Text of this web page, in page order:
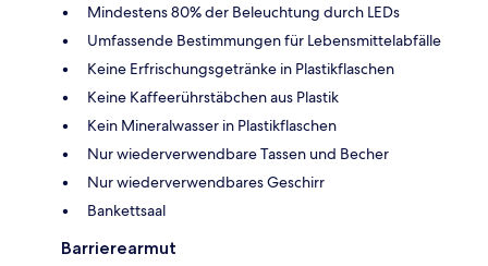
Mindestens 80% der Beleuchtung durch LEDs
Umfassende Bestimmungen für Lebensmittelabfälle
Keine Erfrischungsgetränke in Plastikflaschen
Keine Kaffeerührstäbchen aus Plastik
Kein Mineralwasser in Plastikflaschen
Nur wiederverwendbare Tassen und Becher
Nur wiederverwendbares Geschirr
Bankettsaal
Barrierearmut